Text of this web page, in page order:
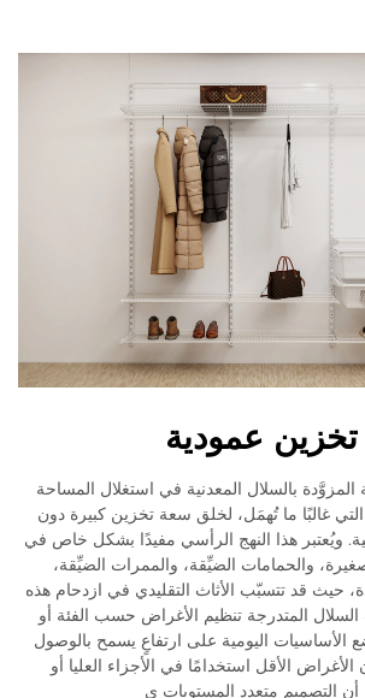
عمودية
بالسلال المعدنية في استغلال المساحة
غالبًا ما تُهمَل، لخلق سعة تخزين كبيرة دون
ويُعتبر هذا النهج الرأسي مفيدًا بشكل خاص في
والحمامات الضيِّقة، والممرات الضيِّقة،
حيث قد تتسبّب الأثاث التقليدي في ازدحام هذه
السلال المتدرجة تنظيم الأغراض حسب الفئة أو
الأساسيات اليومية على ارتفاعٍ يسمح بالوصول
الأغراض الأقل استخدامًا في الأجزاء العليا أو
التصميم متعدد المستويات ي